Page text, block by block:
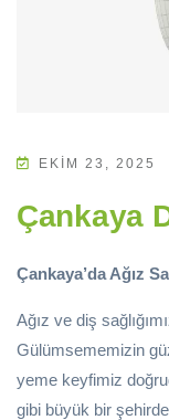
EKIM 23, 2025
Çankaya
Çankaya’da Ağız
Ağız ve diş
Gülümsememizin
yeme keyfimiz
gibi büyük bir